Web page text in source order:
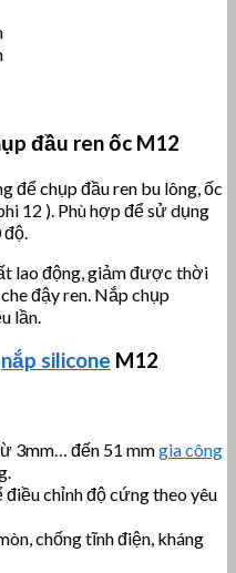
đầu ren ốc M12
để chụp đầu ren bu lông, ốc
12 ). Phù hợp để sử dụng
lao động, giảm được thời
đậy ren. Nắp chụp
lần.
nắp silicone M12
3mm… đến 51 mmgia công
chỉnh độ cứng theo yêu
chống tĩnh điện, kháng